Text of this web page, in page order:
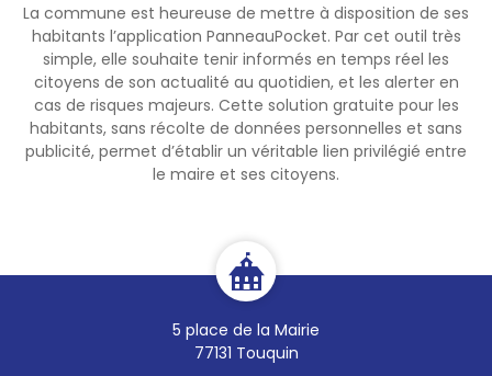
La commune est heureuse de mettre à disposition de ses
habitants l’application PanneauPocket. Par cet outil très
simple, elle souhaite tenir informés en temps réel les
citoyens de son actualité au quotidien, et les alerter en
cas de risques majeurs. Cette solution gratuite pour les
habitants, sans récolte de données personnelles et sans
publicité, permet d’établir un véritable lien privilégié entre
le maire et ses citoyens.
5 place de la Mairie
77131 Touquin